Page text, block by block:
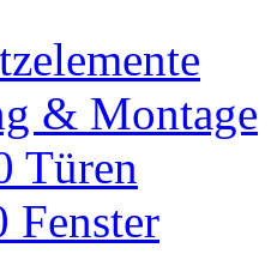
& Montage
Türen
Fenster